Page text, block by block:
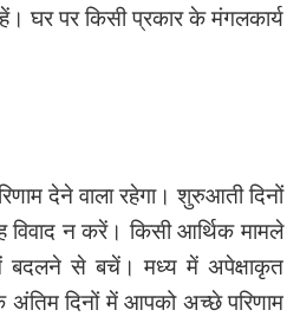
घर पर किसी प्रकार के मंगलकार्य
देने वाला रहेगा। शुरुआती दिनों
न करें। किसी आर्थिक मामले
से बचें। मध्य में अपेक्षाकृत
अंतिम दिनों में आपको अच्छे परिणाम